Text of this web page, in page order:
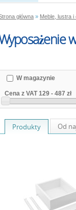
główna » Meble, lustra i
W magazynie
Cena z VAT 129 - 487 zł
Produkty Od